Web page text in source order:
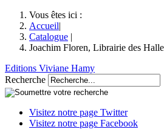
Vous êtes ici :
Accueil|
Catalogue |
Joachim Floren, Librairie des
Editions Viviane Hamy
Recherche
Visitez notre page Twitter
Visitez notre page Facebook